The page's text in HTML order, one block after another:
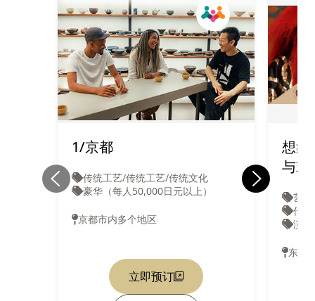
1/京都
传统工艺/传统工艺/传统文化
豪华（每人50,000日元以上）
京都市内多个地区
立即预订
想
与欢
艺
传
演
东